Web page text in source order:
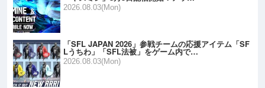
2026.08.03(Mon)
「SFL JAPAN 2026」参戦チームの応援アイテム「SF
Lうちわ」「SFL法被」をゲーム内で…
2026.08.03(Mon)